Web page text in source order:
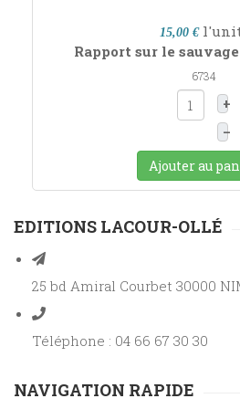
15,00 €
Rapport sur le
6734
+
–
Ajouter au
EDITIONS LACOUR-OLLÉ
25 bd Amiral Courbet 30000
Téléphone : 04 66 67 30 30
NAVIGATION RAPIDE